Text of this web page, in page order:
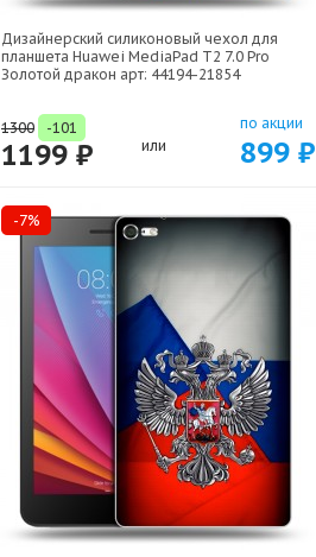
Дизайнерский силиконовый чехол для
планшета Huawei MediaPad T2 7.0 Pro
Золотой дракон арт: 44194-21854
1300 -101
1199 ₽ или
по акции
899 ₽
-7%